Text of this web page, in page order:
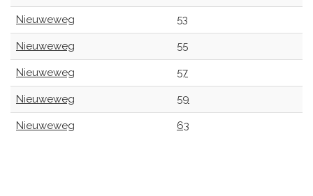
Nieuweweg 53
Nieuweweg 55
Nieuweweg 57
Nieuweweg 59
Nieuweweg 63